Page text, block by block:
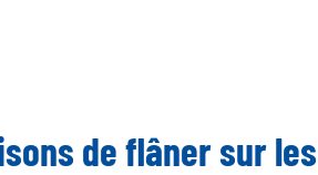
de flâner sur